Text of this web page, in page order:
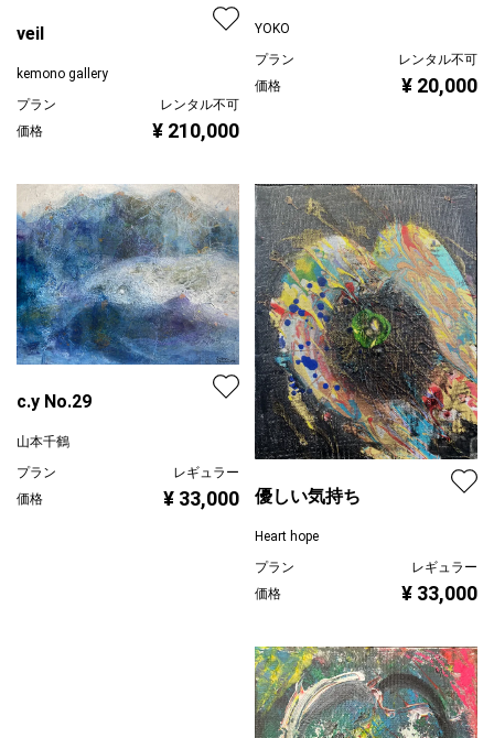
veil
kemono gallery
プラン
レンタル不可
価格
¥ 210,000
YOKO
プラン
レンタル不可
価格
¥ 20,000
c.y No.29
山本千鶴
プラン
レギュラー
価格
¥ 33,000 優しい気持ち
Heart hope
プラン
レギュラー
価格
¥ 33,000